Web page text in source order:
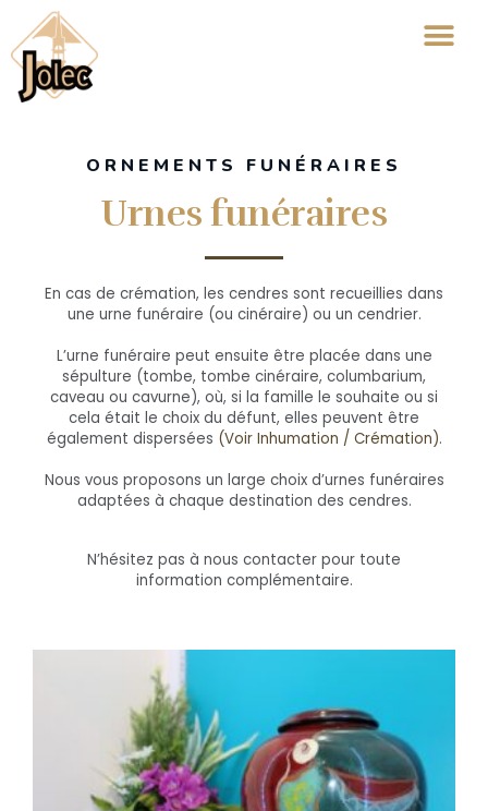
ORNEMENTS FUNÉRAIRES
Urnes funéraires
En cas de crémation, les cendres sont recueillies dans
une urne funéraire (ou cinéraire) ou un cendrier.
L’urne funéraire peut ensuite être placée dans une
sépulture (tombe, tombe cinéraire, columbarium,
caveau ou cavurne), où, si la famille le souhaite ou si
cela était le choix du défunt, elles peuvent être
également dispersées (Voir Inhumation / Crémation).
Nous vous proposons un large choix d’urnes funéraires
adaptées à chaque destination des cendres.
N’hésitez pas à nous contacter pour toute
information complémentaire.